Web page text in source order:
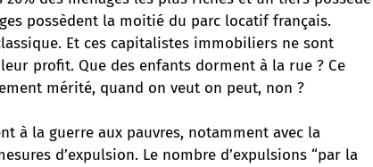
possèdent la moitié du parc locatif français.
Et ces capitalistes immobiliers ne sont
profit. Que des enfants dorment à la rue ? Ce
mérité, quand on veut on peut, non ?
à la guerre aux pauvres, notamment avec la
d’expulsion. Le nombre d’expulsions “par la